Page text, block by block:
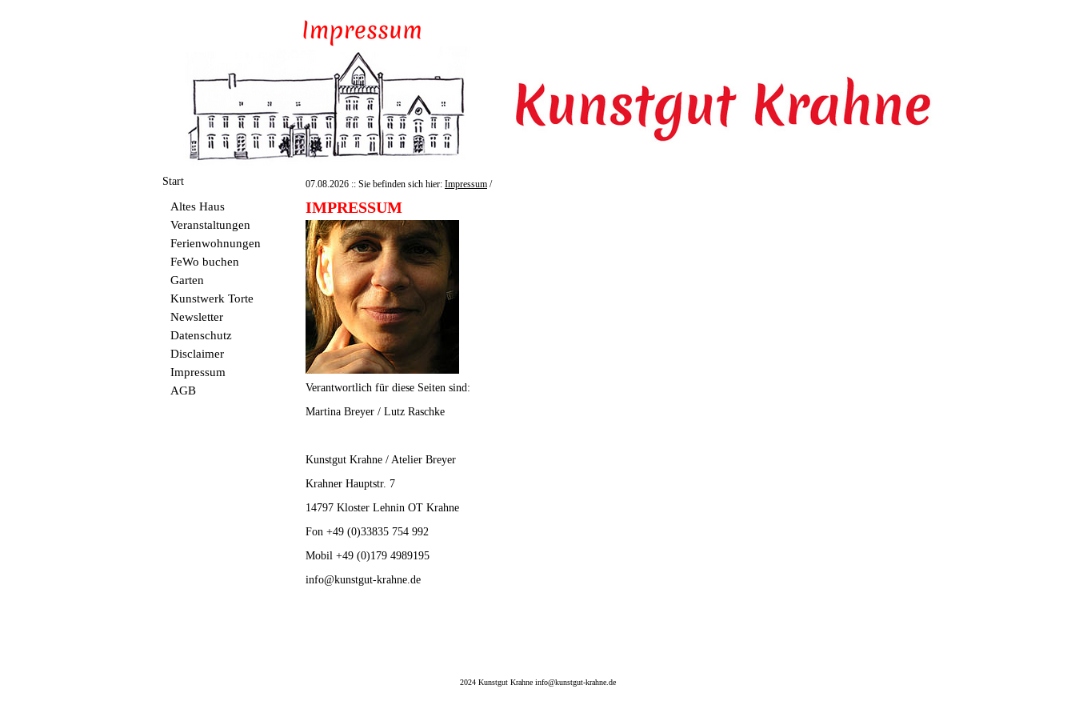
Start
Altes Haus
Veranstaltungen
Ferienwohnungen
FeWo buchen
Garten
Kunstwerk Torte
Newsletter
Datenschutz
Disclaimer
Impressum
AGB
07.08.2026 :: Sie befinden sich hier: Impressum /
IMPRESSUM
Verantwortlich für diese Seiten sind:
Martina Breyer / Lutz Raschke
Kunstgut Krahne / Atelier Breyer
Krahner Hauptstr. 7
14797 Kloster Lehnin OT Krahne
Fon +49 (0)33835 754 992
Mobil +49 (0)179 4989195
info@kunstgut-krahne.de
2024 Kunstgut Krahne info@kunstgut-krahne.de